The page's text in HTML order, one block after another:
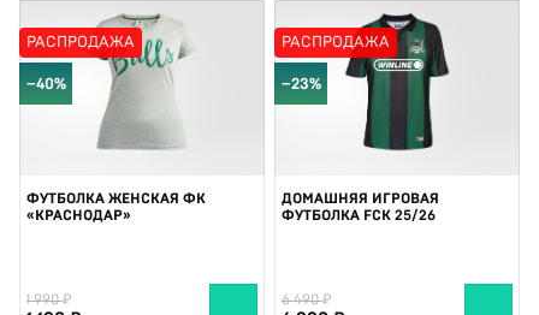
РАСПРОДАЖА
−40%
ФУТБОЛКА ЖЕНСКАЯ ФК
«КРАСНОДАР»
1 990
РАСПРОДАЖА
−23%
ДОМАШНЯЯ ИГРОВАЯ
ФУТБОЛКА FCK 25/26
6 490